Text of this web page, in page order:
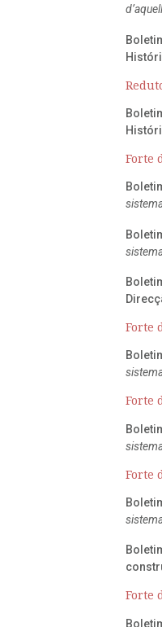
Forte
Forte
Forte
Forte
Forte